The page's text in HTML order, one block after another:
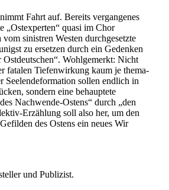
Fahrt auf. Bereits vergan­genes
„Ostex­perten“ quasi im Chor
sinistren Westen durch­ge­setzte
zu ersetzen durch ein Gedenken
Ostdeut­schen“. Wohlge­merkt: Nicht
fatalen Tiefen­wirkung kaum je thema­
Seelen­de­for­mation sollen endlich in
sondern eine behauptete
Nachwende-Ostens“ durch „den
Erzählung soll also her, um den
des Ostens ein neues Wir
und Publizist.